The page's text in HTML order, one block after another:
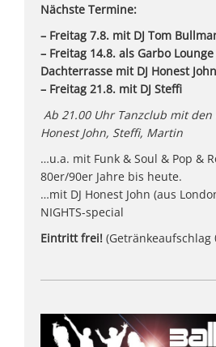
Nächste Termine:
– Freitag 7.8. mit DJ Tom
– Freitag 14.8. als Garbo
Dachterrasse mit DJ Honest John
– Freitag 21.8. mit DJ Steffi
Ab 21.00 Uhr Tanzclub mit den
Honest John, Steffi, Martin
…u.a. mit Funk & Soul & Pop &
80er/90er Jahre bis heute.
…mit DJ Honest John (aus
NIGHTS-special
Eintritt frei! (Getränkeaufschlag